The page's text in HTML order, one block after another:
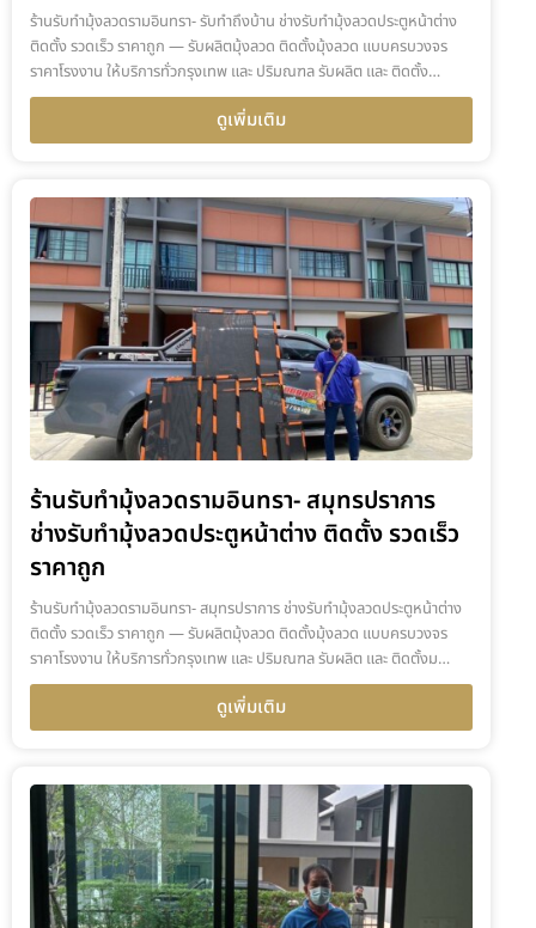
ร้านรับทำมุ้งลวดรามอินทรา- รับทำถึงบ้าน ช่างรับทำมุ้งลวดประตูหน้าต่าง
ติดตั้ง รวดเร็ว ราคาถูก — รับผลิตมุ้งลวด ติดตั้งมุ้งลวด แบบครบวงจร
ราคาโรงงาน ให้บริการทั่วกรุงเทพ และ ปริมณฑล รับผลิต และ ติดตั้ง…
ดูเพิ่มเติม
ร้านรับทำมุ้งลวดรามอินทรา- สมุทรปราการ
ช่างรับทำมุ้งลวดประตูหน้าต่าง ติดตั้ง รวดเร็ว
ราคาถูก
ร้านรับทำมุ้งลวดรามอินทรา- สมุทรปราการ ช่างรับทำมุ้งลวดประตูหน้าต่าง
ติดตั้ง รวดเร็ว ราคาถูก — รับผลิตมุ้งลวด ติดตั้งมุ้งลวด แบบครบวงจร
ราคาโรงงาน ให้บริการทั่วกรุงเทพ และ ปริมณฑล รับผลิต และ ติดตั้งม…
ดูเพิ่มเติม